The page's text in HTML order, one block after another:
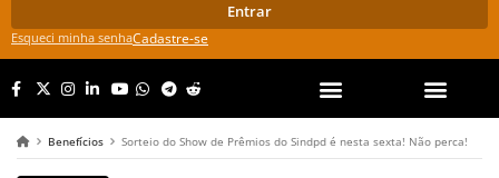
Entrar
Esqueci minha senhaCadastre-se
Benefícios Sorteio do Show de Prêmios do Sindpd é nesta sexta! Não perca!